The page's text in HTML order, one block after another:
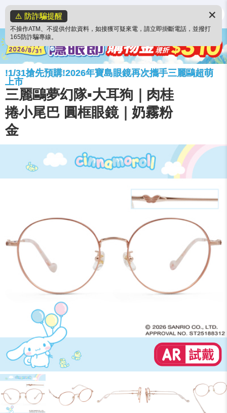
⚠️ 防詐騙提醒
不操作ATM、不提供付款資料，如接獲可疑來電，請立即掛斷電話，並撥打
165防詐騙專線。
✕
!1/31搶先預購!2026年寶島眼鏡再次攜手三麗鷗超萌
上市
三麗鷗夢幻隊▪︎大耳狗｜肉桂
捲小尾巴 圓框眼鏡｜奶霧粉
金